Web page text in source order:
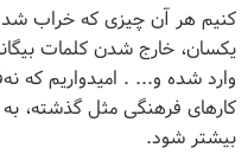
کنیم هر آن چیزی که خراب
یکسان، خارج شدن کلمات
وارد شده و... . امیدواریم که
کارهای فرهنگی مثل گذشته،
بیشتر شود.